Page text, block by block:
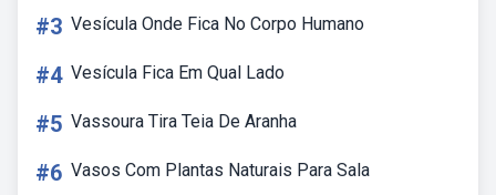
#3 Vesícula Onde Fica No Corpo Humano
#4 Vesícula Fica Em Qual Lado
#5 Vassoura Tira Teia De Aranha
#6 Vasos Com Plantas Naturais Para Sala